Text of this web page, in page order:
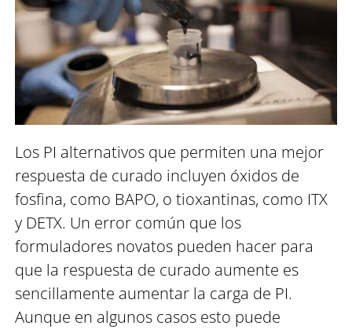
Los PI alternativos que permiten una mejor
respuesta de curado incluyen óxidos de
fosfina, como BAPO, o tioxantinas, como ITX
y DETX. Un error común que los
formuladores novatos pueden hacer para
que la respuesta de curado aumente es
sencillamente aumentar la carga de PI.
Aunque en algunos casos esto puede